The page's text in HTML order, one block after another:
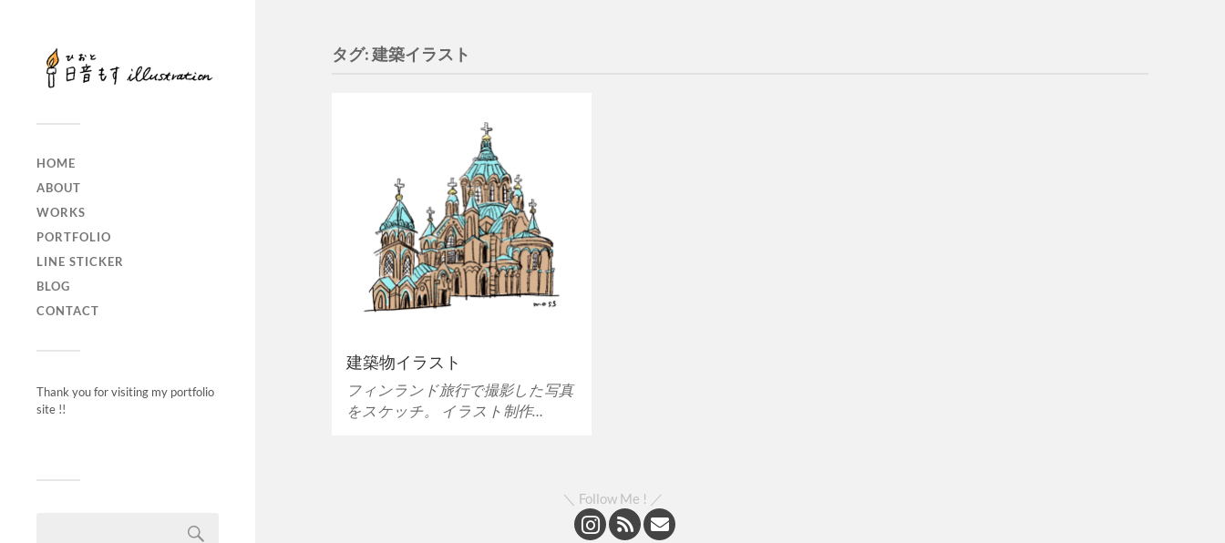
HOME
ABOUT
WORKS
PORTFOLIO
LINE STICKER
BLOG
CONTACT
Thank you for visiting my portfolio
site !!
タグ:建築イラスト
建築物イラスト
フィンランド旅行で撮影した写真
をスケッチ。 イラスト制作…
＼ Follow Me ! ／